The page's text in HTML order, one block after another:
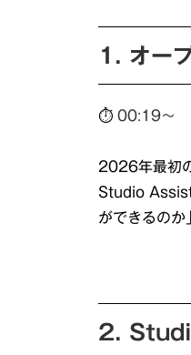
1. オー
⏱00:19〜
2026年最初
Studio
ができるの
2.